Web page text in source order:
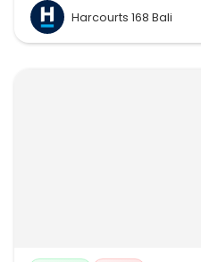
Harcourts 168 Bali